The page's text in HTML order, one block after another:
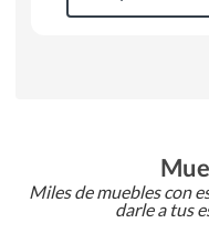
Miles de muebles con
darle a tus